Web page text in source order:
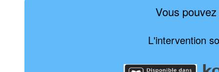
Vous
L'intervention